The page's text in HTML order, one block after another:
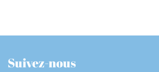
Suivez-nous